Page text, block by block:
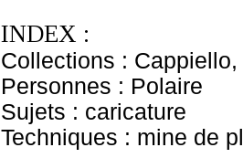
INDEX :
Collections :
Personnes : Polaire
Sujets : caricature
Techniques : mine de